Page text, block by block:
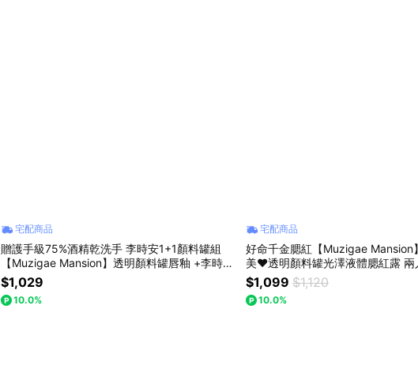
宅配商品
贈護手級75%酒精乾洗手 李時安1+1顏料罐組
【Muzigae Mansion】透明顏料罐唇釉 +李時安
$1,029
10.0%
宅配商品
好命千金腮紅【Muzigae Mansion
美❤️透明顏料罐光澤液體腮紅露 兩
選 #開運妝容 #3D好命澎澎臉
$1,099 $1,120
10.0%